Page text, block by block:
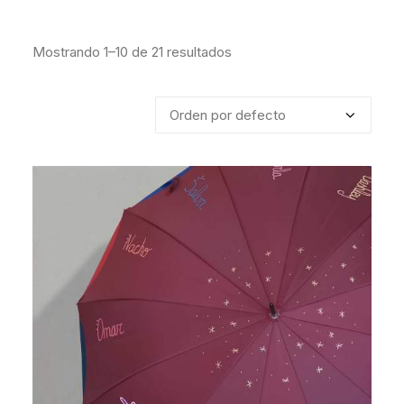
Mostrando 1–10 de 21 resultados